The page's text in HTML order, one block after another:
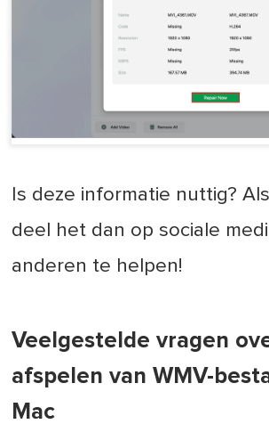
Is deze informatie nuttig?
deel het dan op sociale
anderen te helpen!
Veelgestelde vragen
afspelen van WMV-
Mac